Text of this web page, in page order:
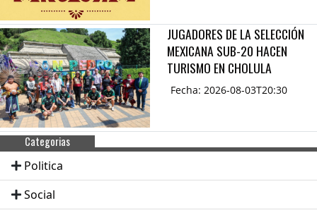
JUGADORES DE LA SELECCIÓN
MEXICANA SUB-20 HACEN
TURISMO EN CHOLULA
Fecha: 2026-08-03T20:30
Categorias
Politica
Social